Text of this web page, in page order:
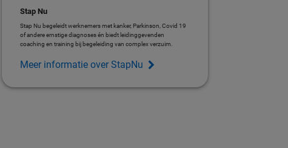
Stap Nu
Stap Nu begeleidt werknemers met kanker, Parkinson, Covid 19
of andere ernstige diagnoses én biedt leidinggevenden
coaching en training bij begeleiding van complex verzuim.
Meer informatie over StapNu